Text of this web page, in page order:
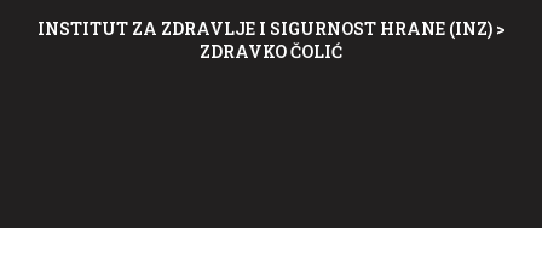
INSTITUT ZA ZDRAVLJE I SIGURNOST HRANE (INZ)>
ZDRAVKO ČOLIĆ